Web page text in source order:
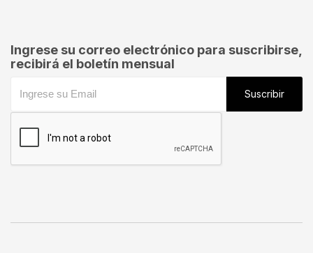
Ingrese su correo electrónico para suscribirse,
recibirá el boletín mensual
Suscribir